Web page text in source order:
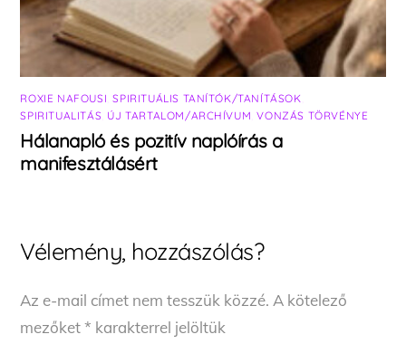
ROXIE NAFOUSI ,SPIRITUÁLIS TANÍTÓK/TANÍTÁSOK
SPIRITUALITÁS ÚJ TARTALOM/ARCHÍVUM ,VONZÁS TÖRVÉNYE
Hálanapló és pozitív naplóírás a
manifesztálásért
Vélemény, hozzászólás?
Az e-mail címet nem tesszük közzé. A kötelező
mezőket* karakterrel jelöltük